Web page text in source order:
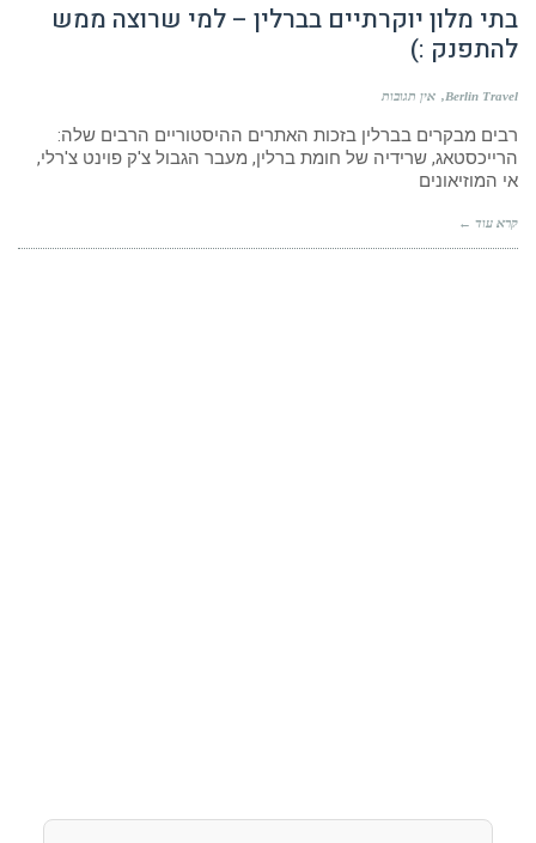
בתי מלון יוקרתיים בברלין – למי שרוצה ממש
להתפנק :)
Berlin Travel אין תגובות
רבים מבקרים בברלין בזכות האתרים ההיסטוריים הרבים שלה:
הרייכסטאג, שרידיה של חומת ברלין, מעבר הגבול צ'ק פוינט צ'רלי,
אי המוזיאונים
קרא עוד ←